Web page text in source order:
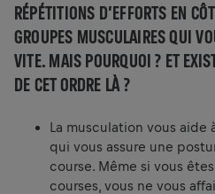
RÉPÉTITIONS D’EFFORTS EN
GROUPES MUSCULAIRES QUI
VITE. MAIS POURQUOI ? ET
DE CET ORDRE LÀ ?
La musculation vous aide
qui vous assure une
course. Même si vous
courses, vous ne vous